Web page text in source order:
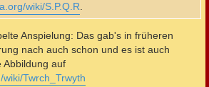
wiki/S.P.Q.R
Anspielung: Das gab's in früheren
nach auch schon und es ist auch
Abbildung auf
Twrch_Trwyth